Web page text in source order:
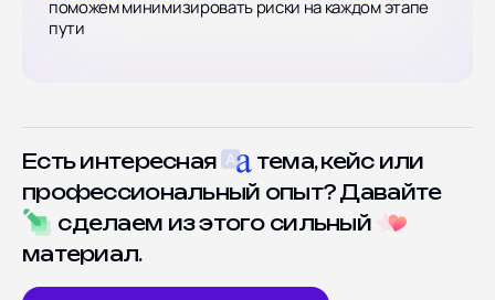
поможем минимизировать риски на каждом этапе
пути
Есть интересная
тема, кейс или
профессиональный опыт? Давайте
сделаем из этого сильный
материал.